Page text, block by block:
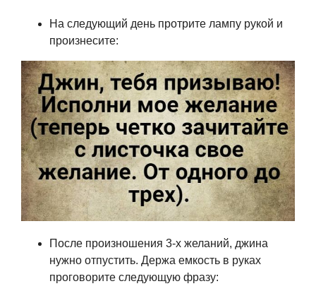
На следующий день протрите лампу рукой и
произнесите:
После произношения 3-х желаний, джина
нужно отпустить. Держа емкость в руках
проговорите следующую фразу: